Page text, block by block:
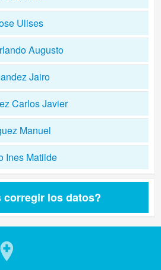
Ulises
Augusto
Jairo
Carlos Javier
Manuel
Ines Matilde
corregir los datos?